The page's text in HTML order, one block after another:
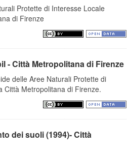
Protette di Interesse Locale
di Firenze
- Città Metropolitana di Firenze
delle Aree Naturali Protette di
Città Metropolitana di Firenze.
dei suoli (1994)- Città